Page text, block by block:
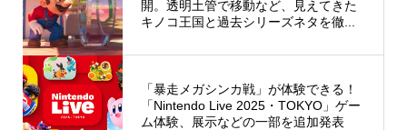
開。透明土管で移動など、見えてきた
キノコ王国と過去シリーズネタを徹...
「暴走メガシンカ戦」が体験できる！
「Nintendo Live 2025・TOKYO」ゲー
ム体験、展示などの一部を追加発表